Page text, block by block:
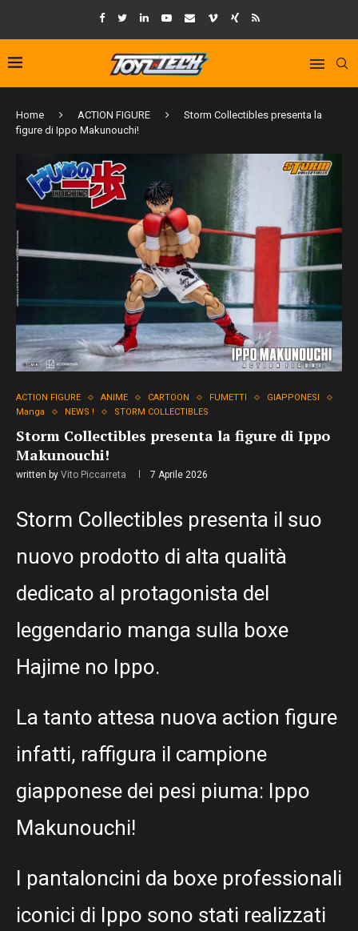
Home ACTION FIGURE
Storm Collectibles presenta la
figure di Ippo Makunouchi!
ACTION FIGURE ANIME CARTOON FUMETTI
GIAPPONESI
Manga
NEWS ! STORM COLLECTIBLES
Storm Collectibles presenta la figure di Ippo
Makunouchi!
written by Vito Piccarreta 7 Aprile 2026
Storm Collectibles presenta il suo
nuovo prodotto di alta qualità
dedicato al protagonista del
leggendario manga sulla boxe
Hajime no Ippo.
La tanto attesa nuova action figure
infatti, raffigura il campione
giapponese dei pesi piuma: Ippo
Makunouchi!
I pantaloncini da boxe professionali
iconici di Ippo sono stati realizzati